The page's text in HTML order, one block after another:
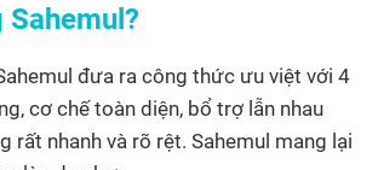
Sahemul?
đưa ra công thức ưu việt với 4
cơ chế toàn diện, bổ trợ lẫn nhau
rất nhanh và rõ rệt. Sahemul mang lại